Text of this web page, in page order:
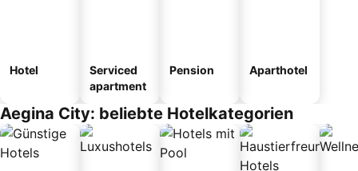
Hotel
Serviced
apartment
Pension Aparthotel
Aegina City: beliebte Hotelkategorien